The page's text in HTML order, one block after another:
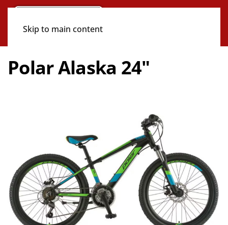
Skip to main content
Polar Alaska 24"